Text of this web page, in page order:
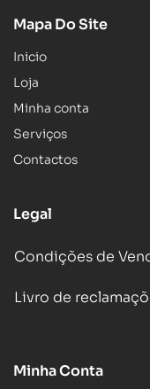
Mapa Do Site
Inicio
Loja
Minha conta
Serviços
Contactos
Legal
Condições de
Livro de
Minha Conta